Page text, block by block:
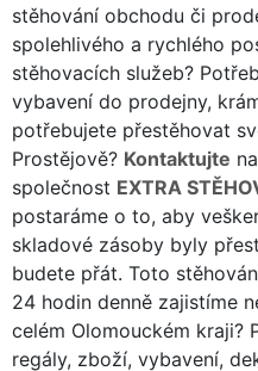
stěhování obchodu či
spolehlivého a rychlého
stěhovacích služeb?
vybavení do prodejny,
potřebujete přestěhovat
Prostějově? Kontaktujte
společnost EXTRA
postaráme o to, aby
skladové zásoby byly
budete přát. Toto
24 hodin denně zajistíme
celém Olomouckém kraji?
regály, zboží, vybavení,